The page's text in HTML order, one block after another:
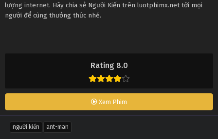
Rating 8.0
Xem Phim
lượng internet. Hãy chia sẻ Người Kiến trên luotphimx.net tới mọi
người để cùng thưởng thức nhé.
người kiến ant-man